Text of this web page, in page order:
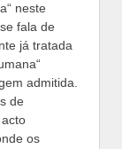
neste
fala de
já tratada
admitida.
de
os